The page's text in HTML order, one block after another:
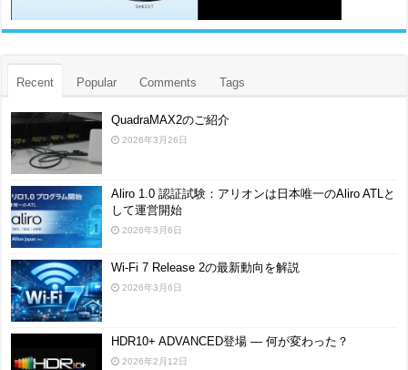
Recent Popular Comments Tags
QuadraMAX2のご紹介
2026年3月26日
Aliro 1.0 認証試験：アリオンは日本唯一のAliro ATLと
して運営開始
2026年3月6日
Wi-Fi 7 Release 2の最新動向を解説
2026年3月6日
HDR10+ ADVANCED登場 ― 何が変わった？
2026年2月12日